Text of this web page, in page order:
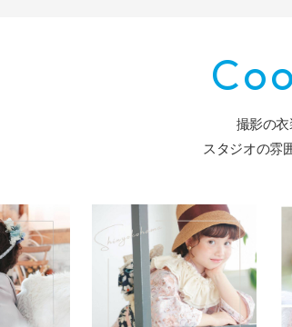
撮影の
スタジオの雰